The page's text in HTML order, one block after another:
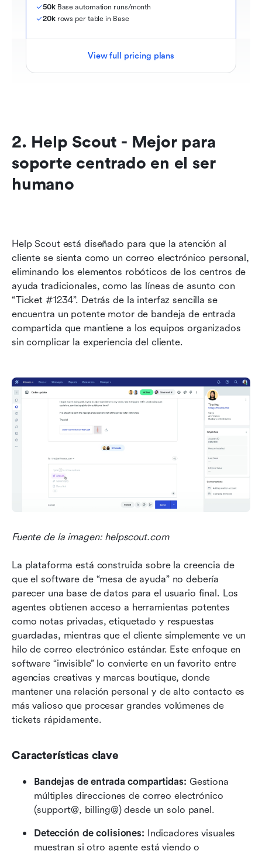
50k Base automation runs/month
20k rows per table in Base
View full pricing plans
2. Help Scout - Mejor para
soporte centrado en el ser
humano
Help Scout está diseñado para que la atención al
cliente se sienta como un correo electrónico personal,
eliminando los elementos robóticos de los centros de
ayuda tradicionales, como las líneas de asunto con
“Ticket #1234”. Detrás de la interfaz sencilla se
encuentra un potente motor de bandeja de entrada
compartida que mantiene a los equipos organizados
sin complicar la experiencia del cliente.
Fuente de la imagen: helpscout.com
La plataforma está construida sobre la creencia de
que el software de “mesa de ayuda” no debería
parecer una base de datos para el usuario final. Los
agentes obtienen acceso a herramientas potentes
como notas privadas, etiquetado y respuestas
guardadas, mientras que el cliente simplemente ve un
hilo de correo electrónico estándar. Este enfoque en
software “invisible” lo convierte en un favorito entre
agencias creativas y marcas boutique, donde
mantener una relación personal y de alto contacto es
más valioso que procesar grandes volúmenes de
tickets rápidamente.
Características clave
Bandejas de entrada compartidas: Gestiona
múltiples direcciones de correo electrónico
(support@, billing@) desde un solo panel.
Detección de colisiones: Indicadores visuales
muestran si otro agente está viendo o